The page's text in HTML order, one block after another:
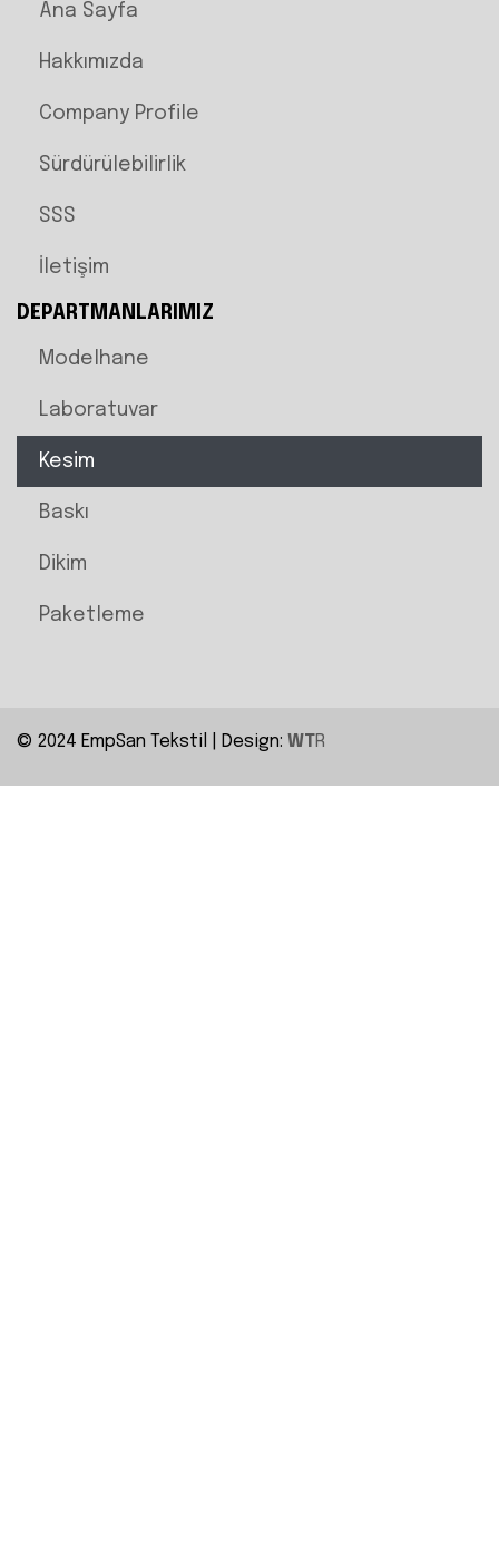
Ana Sayfa
Hakkımızda
Company Profile
Sürdürülebilirlik
SSS
İletişim
DEPARTMANLARIMIZ
Modelhane
Laboratuvar
Kesim
Baskı
Dikim
Paketleme
© 2024 EmpSan Tekstil | Design: WTR